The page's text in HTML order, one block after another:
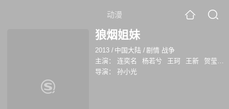
动漫
狼烟姐妹
2013 / 中国大陆 /剧情 战争
主演：
连奕名 杨若兮 王珂 王新 贺莹
导演：
孙小光